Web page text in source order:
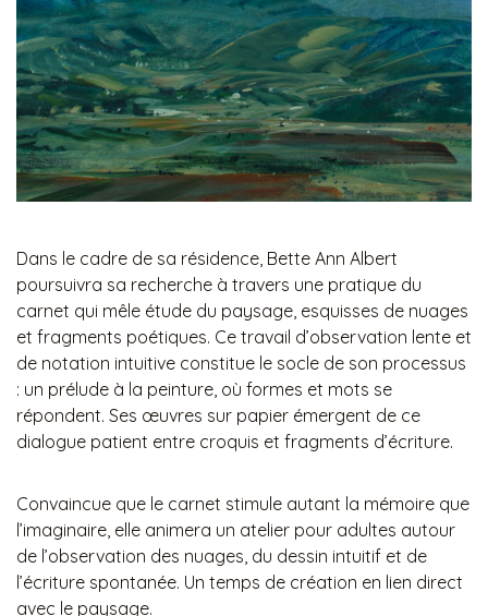
Dans le cadre de sa résidence, Bette Ann Albert
poursuivra sa recherche à travers une pratique du
carnet qui mêle étude du paysage, esquisses de nuages
et fragments poétiques. Ce travail d’observation lente et
de notation intuitive constitue le socle de son processus
: un prélude à la peinture, où formes et mots se
répondent. Ses œuvres sur papier émergent de ce
dialogue patient entre croquis et fragments d’écriture.
Convaincue que le carnet stimule autant la mémoire que
l’imaginaire, elle animera un atelier pour adultes autour
de l’observation des nuages, du dessin intuitif et de
l’écriture spontanée. Un temps de création en lien direct
avec le paysage.